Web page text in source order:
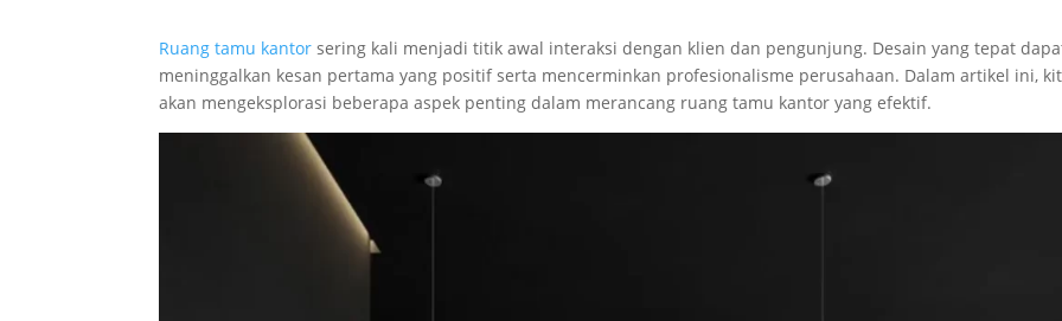
Ruang tamu kantor sering kali menjadi titik awal interaksi dengan klien dan pengunjung. Desain yang tepat
meninggalkan kesan pertama yang positif serta mencerminkan profesionalisme perusahaan. Dalam artikel ini,
akan mengeksplorasi beberapa aspek penting dalam merancang ruang tamu kantor yang efektif.